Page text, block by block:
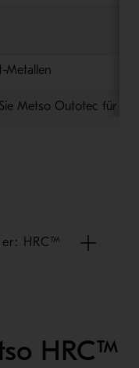
Metall en
MetsoOutotec für
HRC™
HRC™